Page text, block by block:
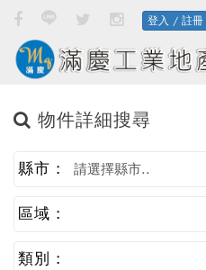
登入 / 註冊
物件詳細搜尋
縣市 :
區域 :
類別 :